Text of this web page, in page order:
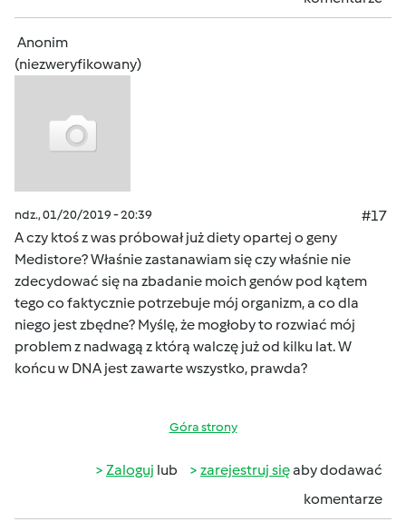
Anonim
(niezweryfikowany)
ndz., 01/20/2019 - 20:39
#17
A czy ktoś z was próbował już diety opartej o geny
Medistore? Właśnie zastanawiam się czy właśnie nie
zdecydować się na zbadanie moich genów pod kątem
tego co faktycznie potrzebuje mój organizm, a co dla
niego jest zbędne? Myślę, że mogłoby to rozwiać mój
problem z nadwagą z którą walczę już od kilku lat. W
końcu w DNA jest zawarte wszystko, prawda?
Góra strony
Zaloguj lub zarejestruj sięaby dodawać
komentarze